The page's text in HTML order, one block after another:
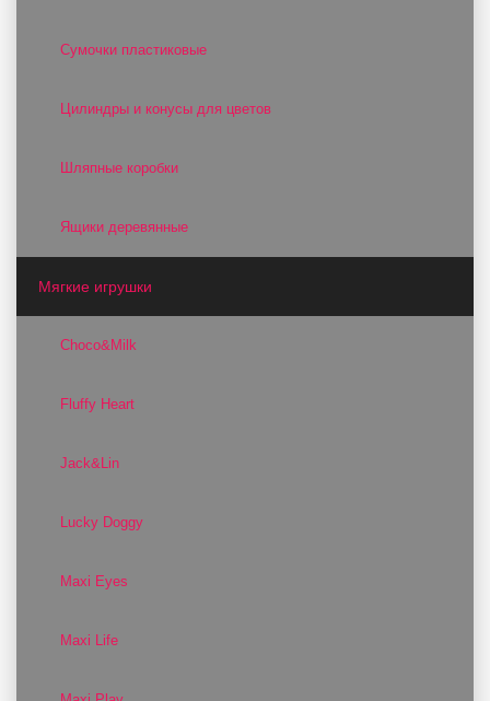
Сумочки пластиковые
Цилиндры и конусы для цветов
Шляпные коробки
Ящики деревянные
Мягкие игрушки
Choco&Milk
Fluffy Heart
Jack&Lin
Lucky Doggy
Maxi Eyes
Maxi Life